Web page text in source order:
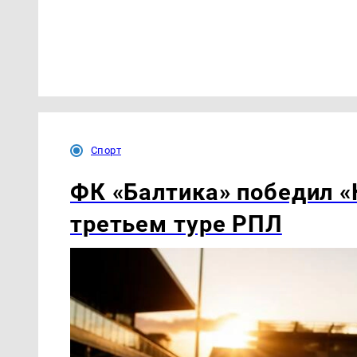
Спорт
ФК «Балтика» победил
третьем туре РПЛ